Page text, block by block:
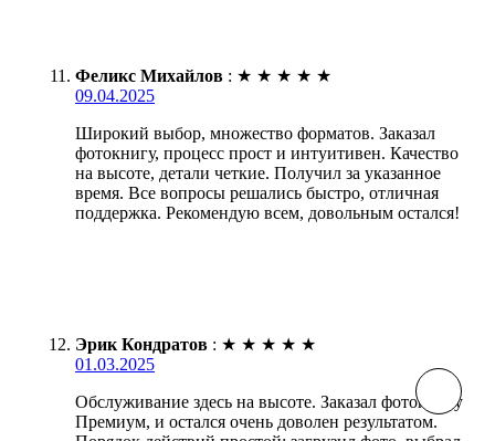
Феликс Михайлов : ★ ★ ★ ★ ★
09.04.2025
Широкий выбор, множество форматов. Заказал
фотокнигу, процесс прост и интуитивен. Качество
на высоте, детали четкие. Получил за указанное
время. Все вопросы решались быстро, отличная
поддержка. Рекомендую всем, довольным остался!
Эрик Кондратов : ★ ★ ★ ★ ★
01.03.2025
Обслуживание здесь на высоте. Заказал фотокнигу
Премиум, и остался очень доволен результатом.